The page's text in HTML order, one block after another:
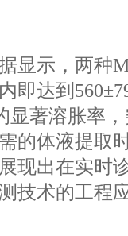
显示，两种
即达到
显著溶胀率
的体液提取
现出在实时
技术的工程